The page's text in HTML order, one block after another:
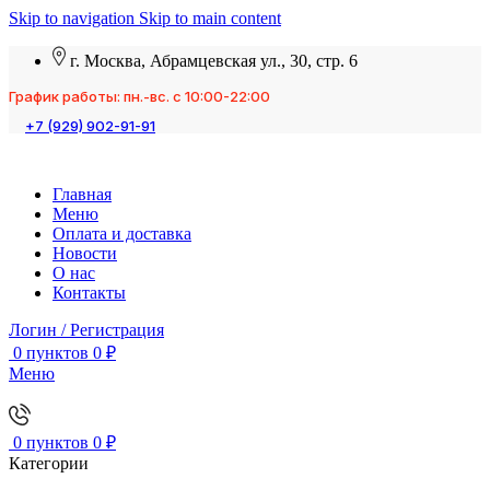
Skip to navigation Skip to main content
г. Москва, Абрамцевская ул., 30, стр. 6
График работы: пн.-вс. с 10:00-22:00
+7 (929) 902-91-91
Главная
Меню
Оплата и доставка
Новости
О нас
Контакты
Логин / Регистрация
0 пунктов 0 ₽
Меню
0 пунктов 0 ₽
Категории